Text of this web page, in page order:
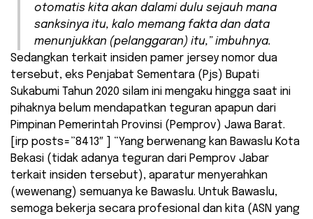
otomatis kita akan dalami dulu sejauh mana
sanksinya itu, kalo memang fakta dan data
menunjukkan (pelanggaran) itu,” imbuhnya.
Sedangkan terkait insiden pamer jersey nomor dua
tersebut, eks Penjabat Sementara (Pjs) Bupati
Sukabumi Tahun 2020 silam ini mengaku hingga saat ini
pihaknya belum mendapatkan teguran apapun dari
Pimpinan Pemerintah Provinsi (Pemprov) Jawa Barat.
[irp posts=”8413″ ] “Yang berwenang kan Bawaslu Kota
Bekasi (tidak adanya teguran dari Pemprov Jabar
terkait insiden tersebut), aparatur menyerahkan
(wewenang) semuanya ke Bawaslu. Untuk Bawaslu,
semoga bekerja secara profesional dan kita (ASN yang